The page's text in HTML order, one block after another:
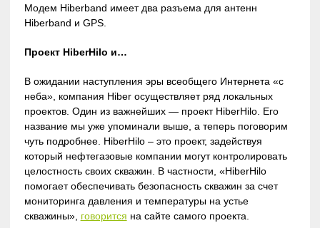
Модем Hiberband имеет два разъема для антенн
Hiberband и GPS.
Проект HiberHilo и…
В ожидании наступления эры всеобщего Интернета «с
неба», компания Hiber осуществляет ряд локальных
проектов. Один из важнейших — проект HiberHilo. Его
название мы уже упоминали выше, а теперь поговорим
чуть подробнее. HiberHilo – это проект, задействуя
который нефтегазовые компании могут контролировать
целостность своих скважин. В частности, «HiberHilo
помогает обеспечивать безопасность скважин за счет
мониторинга давления и температуры на устье
скважины», говорится на сайте самого проекта.